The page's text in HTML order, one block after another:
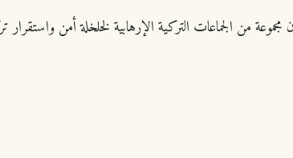
من الجماعات التركية الإرهابية لخلخلة أمن